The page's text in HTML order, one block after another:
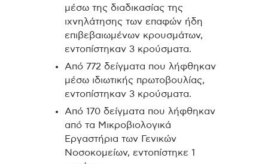
μέσω της διαδικασίας της
ιχνηλάτησης των επαφών ήδη
επιβεβαιωμένων κρουσμάτων,
εντοπίστηκαν 3 κρούσματα.
Από 772 δείγματα που λήφθηκαν
μέσω ιδιωτικής πρωτοβουλίας,
εντοπίστηκαν 3 κρούσματα.
Από 170 δείγματα που λήφθηκαν
από τα Μικροβιολογικά
Εργαστήρια των Γενικών
Νοσοκομείων, εντοπίστηκε 1